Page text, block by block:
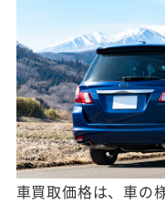
車買取価格は、車の